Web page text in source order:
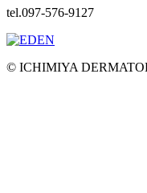
tel.097-576-9127
© ICHIMIYA